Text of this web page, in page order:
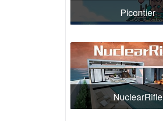
Picontier
NuclearRifle